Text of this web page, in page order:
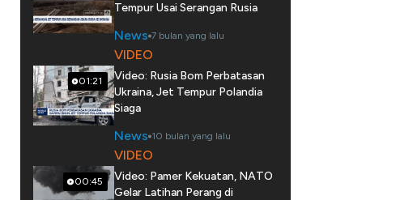
Tempur Usai Serangan Rusia
News 7 bulan yang lalu
01:21
VIDEO
Video: Rusia Bom Perbatasan
Ukraina, Jet Tempur Polandia
Siaga
News 10 bulan yang lalu
00:45
VIDEO
Video: Pamer Kekuatan, NATO
Gelar Latihan Perang di